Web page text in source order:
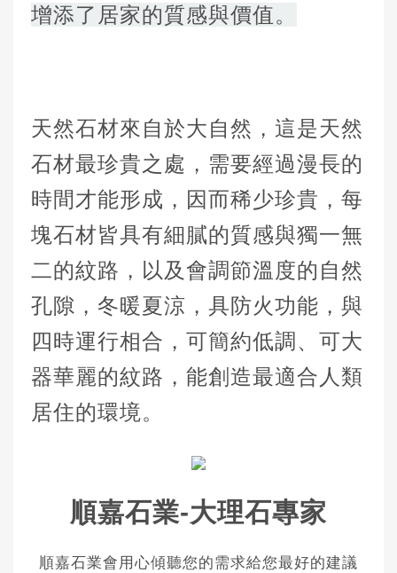
增添了居家的質感與價值。
天然石材來自於大自然，這是天然
石材最珍貴之處，需要經過漫長的
時間才能形成，因而稀少珍貴，每
塊石材皆具有細膩的質感與獨一無
二的紋路，以及會調節溫度的自然
孔隙，冬暖夏涼，具防火功能，與
四時運行相合，可簡約低調、可大
器華麗的紋路，能創造最適合人類
居住的環境。
順嘉石業-大理石專家
順嘉石業會用心傾聽您的需求給您最好的建議